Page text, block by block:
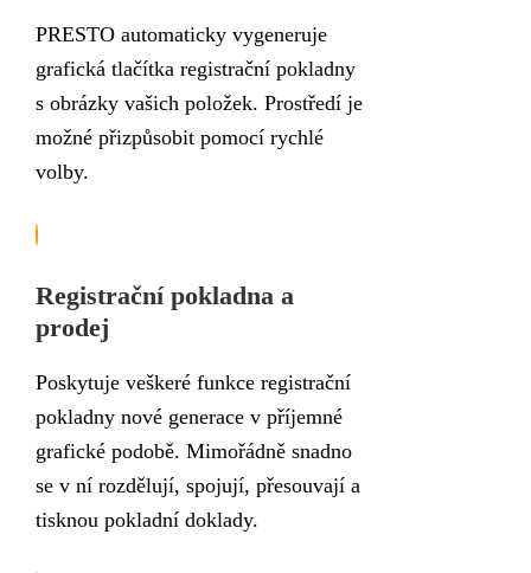
PRESTO automaticky vygeneruje
grafická tlačítka registrační pokladny
s obrázky vašich položek. Prostředí je
možné přizpůsobit pomocí rychlé
volby.
Registrační pokladna a
prodej
Poskytuje veškeré funkce registrační
pokladny nové generace v příjemné
grafické podobě. Mimořádně snadno
se v ní rozdělují, spojují, přesouvají a
tisknou pokladní doklady.